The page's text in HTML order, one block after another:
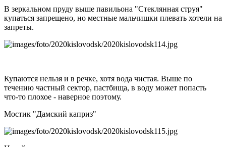
В зеркальном пруду выше павильона "Стеклянная струя"
купаться запрещено, но местные мальчишки плевать хотели на
запреты.
Купаются нельзя и в речке, хотя вода чистая. Выше по
течению частный сектор, пастбища, в воду может попасть
что-то плохое - наверное поэтому.
Мостик "Дамский каприз"